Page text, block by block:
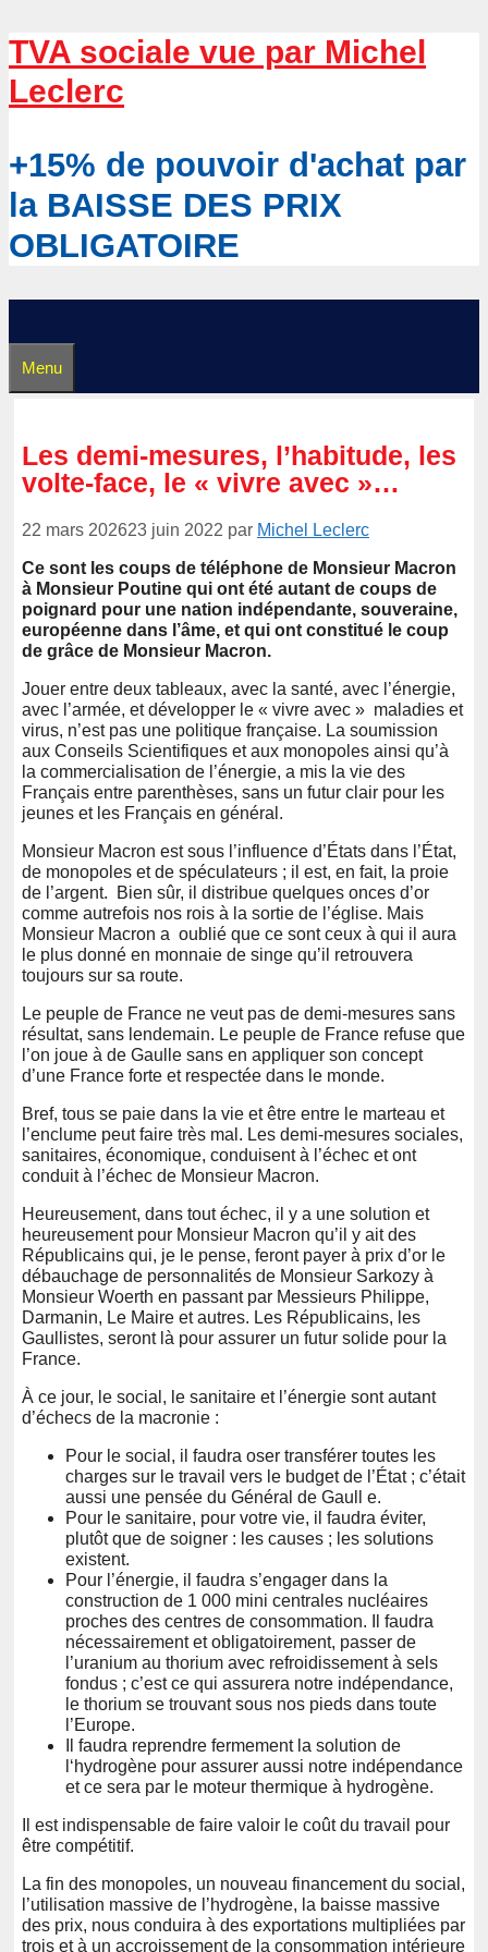
Aller
au
contenu
TVA sociale vue par Michel
Leclerc
+15% de pouvoir d'achat par
la BAISSE DES PRIX
OBLIGATOIRE
Menu
Les demi-mesures, l’habitude, les
volte-face, le « vivre avec »…
22 mars 202623 juin 2022 par Michel Leclerc
Ce sont les coups de téléphone de Monsieur Macron
à Monsieur Poutine qui ont été autant de coups de
poignard pour une nation indépendante, souveraine,
européenne dans l’âme, et qui ont constitué le coup
de grâce de Monsieur Macron.
Jouer entre deux tableaux, avec la santé, avec l’énergie,
avec l’armée, et développer le « vivre avec » maladies et
virus, n’est pas une politique française. La soumission
aux Conseils Scientifiques et aux monopoles ainsi qu’à
la commercialisation de l’énergie, a mis la vie des
Français entre parenthèses, sans un futur clair pour les
jeunes et les Français en général.
Monsieur Macron est sous l’influence d’États dans l’État,
de monopoles et de spéculateurs ; il est, en fait, la proie
de l’argent. Bien sûr, il distribue quelques onces d’or
comme autrefois nos rois à la sortie de l’église. Mais
Monsieur Macron a oublié que ce sont ceux à qui il aura
le plus donné en monnaie de singe qu’il retrouvera
toujours sur sa route.
Le peuple de France ne veut pas de demi-mesures sans
résultat, sans lendemain. Le peuple de France refuse que
l’on joue à de Gaulle sans en appliquer son concept
d’une France forte et respectée dans le monde.
Bref, tous se paie dans la vie et être entre le marteau et
l’enclume peut faire très mal. Les demi-mesures sociales,
sanitaires, économique, conduisent à l’échec et ont
conduit à l’échec de Monsieur Macron.
Heureusement, dans tout échec, il y a une solution et
heureusement pour Monsieur Macron qu’il y ait des
Républicains qui, je le pense, feront payer à prix d’or le
débauchage de personnalités de Monsieur Sarkozy à
Monsieur Woerth en passant par Messieurs Philippe,
Darmanin, Le Maire et autres. Les Républicains, les
Gaullistes, seront là pour assurer un futur solide pour la
France.
À ce jour, le social, le sanitaire et l’énergie sont autant
d’échecs de la macronie :
Pour le social, il faudra oser transférer toutes les
charges sur le travail vers le budget de l’État ; c’était
aussi une pensée du Général de Gaull e.
Pour le sanitaire, pour votre vie, il faudra éviter,
plutôt que de soigner : les causes ; les solutions
existent.
Pour l’énergie, il faudra s’engager dans la
construction de 1 000 mini centrales nucléaires
proches des centres de consommation. Il faudra
nécessairement et obligatoirement, passer de
l’uranium au thorium avec refroidissement à sels
fondus ; c’est ce qui assurera notre indépendance,
le thorium se trouvant sous nos pieds dans toute
l’Europe.
Il faudra reprendre fermement la solution de
l‘hydrogène pour assurer aussi notre indépendance
et ce sera par le moteur thermique à hydrogène.
Il est indispensable de faire valoir le coût du travail pour
être compétitif.
La fin des monopoles, un nouveau financement du social,
l’utilisation massive de l’hydrogène, la baisse massive
des prix, nous conduira à des exportations multipliées par
trois et à un accroissement de la consommation intérieure